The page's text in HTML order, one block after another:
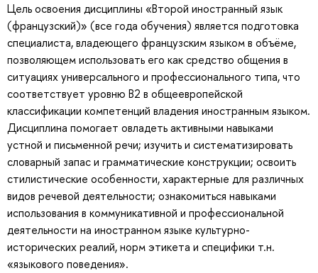
Цель освоения дисциплины «Второй иностранный язык
(французский)» (все года обучения) является подготовка
специалиста, владеющего французским языком в объёме,
позволяющем использовать его как средство общения в
ситуациях универсального и профессионального типа, что
соответствует уровню В2 в общеевропейской
классификации компетенций владения иностранным языком.
Дисциплина помогает овладеть активными навыками
устной и письменной речи; изучить и систематизировать
словарный запас и грамматические конструкции; освоить
стилистические особенности, характерные для различных
видов речевой деятельности; ознакомиться навыками
использования в коммуникативной и профессиональной
деятельности на иностранном языке культурно-
исторических реалий, норм этикета и специфики т.н.
«языкового поведения».